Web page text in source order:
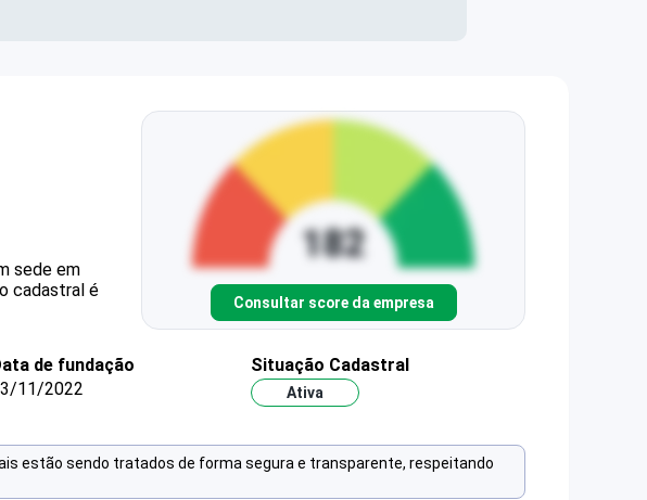
sede em
cadastral é
Consultar score da empresa
de fundação
11/2022
Situação Cadastral
Ativa
estão sendo tratados de forma segura e transparente, respeitando